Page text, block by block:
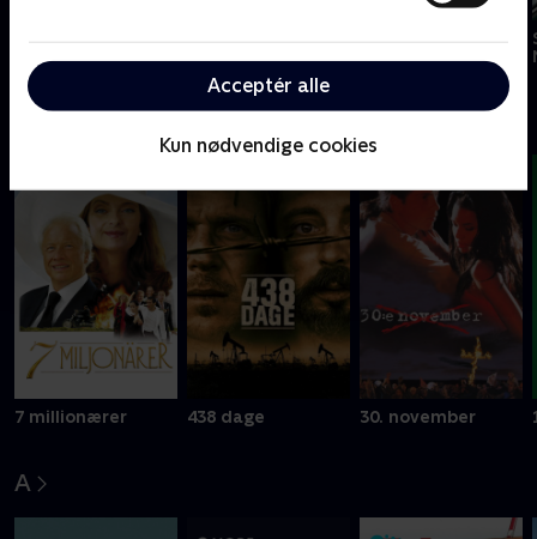
Acceptér alle
Kun nødvendige cookies
7 millionærer 438 dage 30. november
A